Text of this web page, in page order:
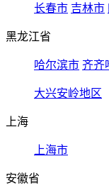
长春市 吉林市
黑龙江省
哈尔滨市 齐齐
大兴安岭地区
上海
上海市
安徽省